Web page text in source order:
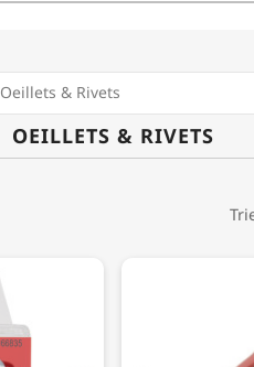
Oeillets & Rivets
OEILLETS & RIVETS